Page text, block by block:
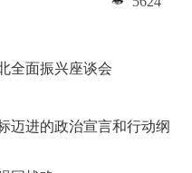
全面振兴座谈会
迈进的政治宣言和行动纲